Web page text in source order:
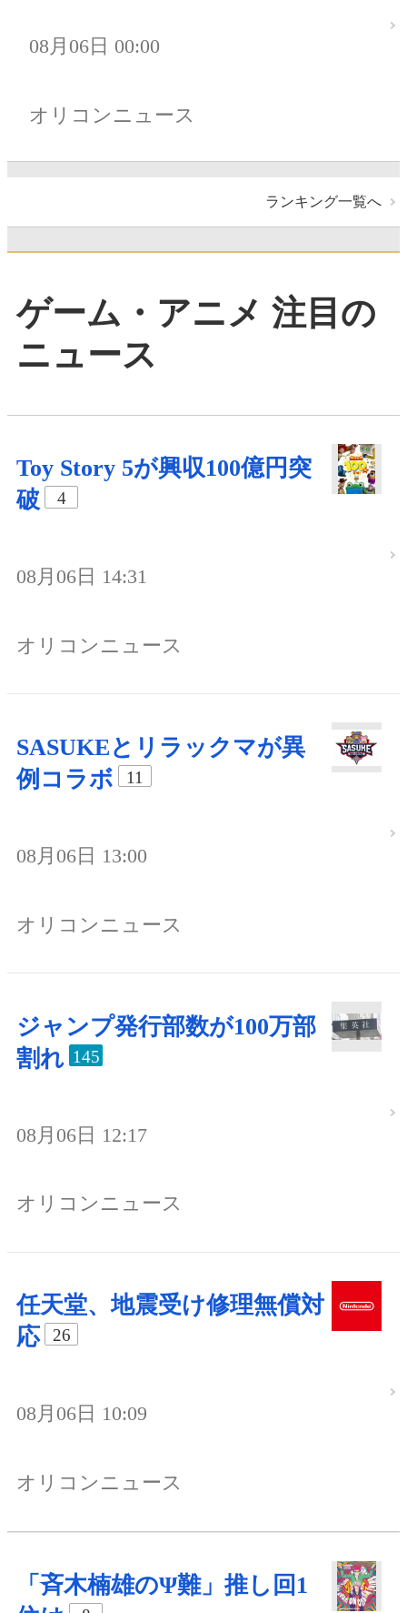
08月06日 00:00
オリコンニュース
ランキング一覧へ
ゲーム・アニメ 注目の
ニュース
Toy Story 5が興収100億円突
破
4
08月06日 14:31
オリコンニュース
SASUKEとリラックマが異
例コラボ
11
08月06日 13:00
オリコンニュース
ジャンプ発行部数が100万部
割れ 145
08月06日 12:17
オリコンニュース
任天堂、地震受け修理無償対
応
26
08月06日 10:09
オリコンニュース
「斉木楠雄のΨ難」推し回1